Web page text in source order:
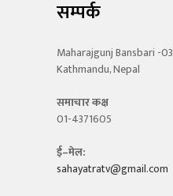
सम्पर्क
Maharajgunj Bansbari -03
Kathmandu, Nepal
समाचार कक्ष
01-4371605
ई–मेल:
sahayatratv@gmail.com